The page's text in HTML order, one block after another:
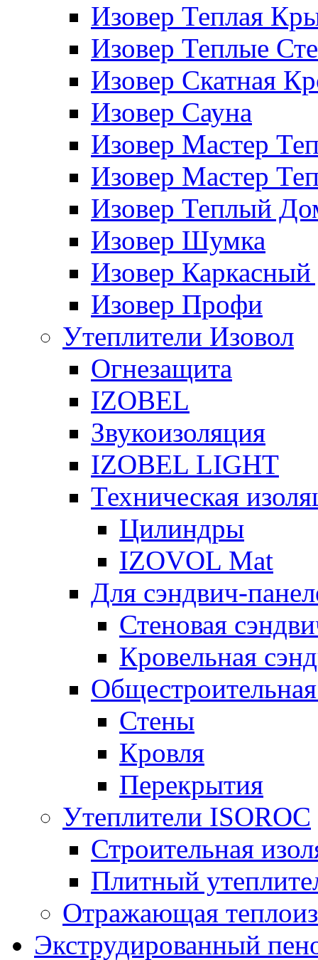
Изовер Теплая
Изовер Теплые
Изовер Скатная
Изовер Сауна
Изовер Мастер
Изовер Мастер
Изовер Теплый
Изовер Шумка
Изовер
Изовер Профи
Утеплители Изовол
Огнезащита
IZOBEL
Звукоизоляция
IZOBEL LIGHT
Техническая
Цилиндры
IZOVOL Mat
Для сэндвич-
Стеновая
Кровельная
Стены
Кровля
Перекрытия
Утеплители ISOROC
Строительная
Плитный
Отражающая
Экструдированный